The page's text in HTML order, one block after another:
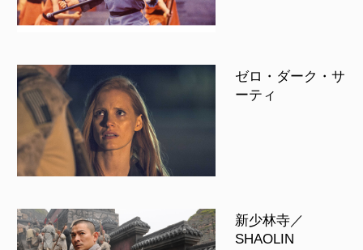
ゼロ・ダーク・サ
ーティ
新少林寺／
SHAOLIN